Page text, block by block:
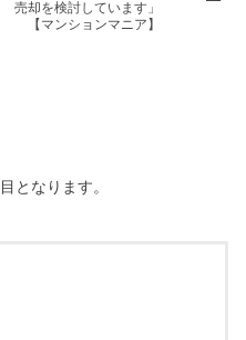
売却を検討しています」
【マンションマニア】
となります。